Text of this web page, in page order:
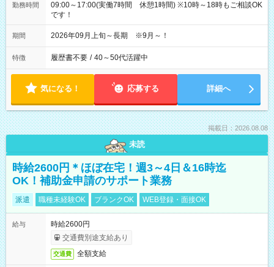
勤務時間
09:00～17:00(実働7時間 休憩1時間) ※10時～18時もご相談OK
です！
期間 2026年09月上旬～長期 ※9月～！
特徴 履歴書不要 / 40～50代活躍中
気になる！ 応募する 詳細へ
掲載日：2026.08.08
未読
時給2600円＊ほぼ在宅！週3～4日＆16時迄
OK！補助金申請のサポート業務
派遣 職種未経験OK ブランクOK WEB登録・面接OK
給与
時給2600円
交通費別途支給あり
交通費 全額支給